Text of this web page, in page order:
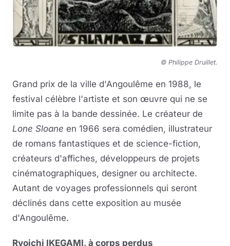
© Philippe Druillet.
Grand prix de la ville d'Angoulême en 1988, le
festival célèbre l'artiste et son œuvre qui ne se
limite pas à la bande dessinée. Le créateur de
Lone Sloane en 1966 sera comédien, illustrateur
de romans fantastiques et de science-fiction,
créateurs d'affiches, développeurs de projets
cinématographiques, designer ou architecte.
Autant de voyages professionnels qui seront
déclinés dans cette exposition au musée
d'Angoulême.
Ryoichi IKEGAMI, à corps perdus